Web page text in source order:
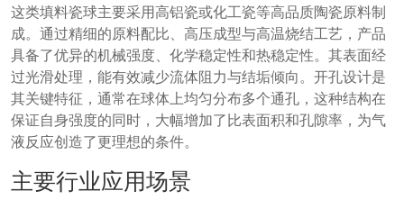
这类填料瓷球主要采用高铝瓷或化工瓷等高品质陶瓷原料制
成。通过精细的原料配比、高压成型与高温烧结工艺，产品
具备了优异的机械强度、化学稳定性和热稳定性。其表面经
过光滑处理，能有效减少流体阻力与结垢倾向。开孔设计是
其关键特征，通常在球体上均匀分布多个通孔，这种结构在
保证自身强度的同时，大幅增加了比表面积和孔隙率，为气
液反应创造了更理想的条件。
主要行业应用场景